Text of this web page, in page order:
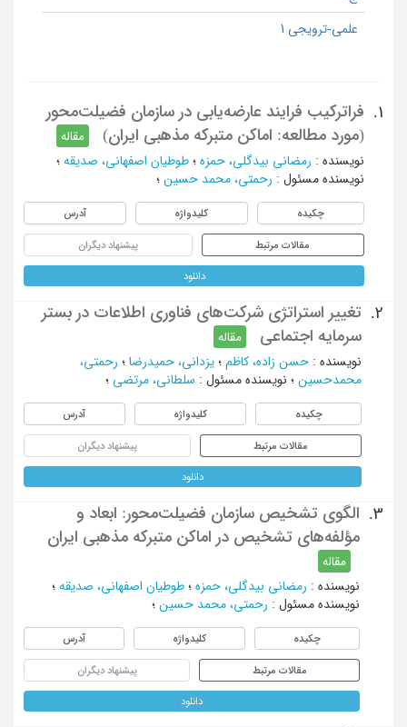
علمی-ترویجی 1
1.
فراترکیب فرایند عارضه‌یابی در سازمان فضیلت‌محور
(مورد مطالعه: اماکن متبرکه مذهبی ایران)
مقاله
نویسنده : رمضانی بیدگلی، حمزه ؛ طوطیان اصفهانی، صدیقه ؛
نویسنده مسئول : رحمتی، محمد حسین ؛
چکیده کلیدواژه آدرس
مقالات مرتبط پیشنهاد دیگران
دانلود
2.
تغییر استراتژی شرکت‌های فناوری اطلاعات در بستر
سرمایه اجتماعی
مقاله
نویسنده : حسن زاده، کاظم ؛ یزدانی، حمیدرضا ؛ رحمتی،
محمدحسین ؛ نویسنده مسئول : سلطانی، مرتضی ؛
چکیده کلیدواژه آدرس
مقالات مرتبط پیشنهاد دیگران
دانلود
3.
الگوی تشخیص سازمان فضیلت‌محور: ابعاد و
مؤلفه‌های تشخیص در اماکن متبرکه مذهبی ایران
مقاله
نویسنده : رمضانی بیدگلی، حمزه ؛ طوطیان اصفهانی، صدیقه ؛
نویسنده مسئول : رحمتی، محمد حسین ؛
چکیده کلیدواژه آدرس
مقالات مرتبط پیشنهاد دیگران
دانلود